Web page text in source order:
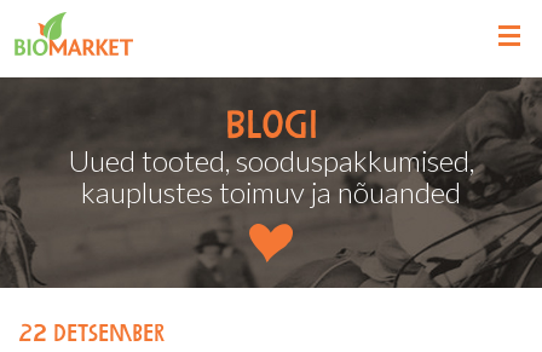
Blogi
Uued tooted, sooduspakkumised,
kauplustes toimuv ja nõuanded
22 detsember